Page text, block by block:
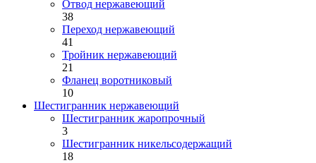
Отвод нержавеющий
38
Переход нержавеющий
41
Тройник нержавеющий
21
Фланец воротниковый
10
Шестигранник нержавеющий
Шестигранник жаропрочный
3
Шестигранник никельсодержащий
18